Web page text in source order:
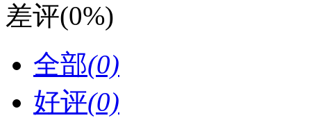
差评(0%)
全部(0)
好评(0)